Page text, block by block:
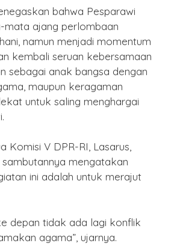
bahwa Pesparawi
mata ajang perlombaan
namun menjadi momentum
kembali seruan kebersamaan
sebagai anak bangsa dengan
maupun keragaman
untuk saling menghargai
Komisi V DPR-RI, Lasarus,
sambutannya mengatakan
ini adalah untuk merajut
depan tidak ada lagi konflik
agama”, ujarnya.